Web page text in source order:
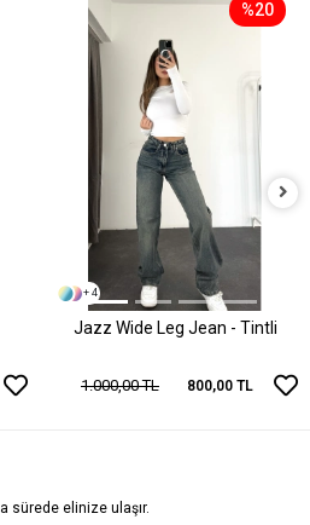
%20
+ 4
Jazz Wide Leg Jean - Tintli
1.000,00 TL 800,00 TL
sürede elinize ulaşır.